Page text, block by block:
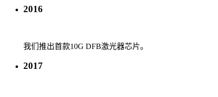
2016
我们推出首款10G DFB激光器芯片。
2017